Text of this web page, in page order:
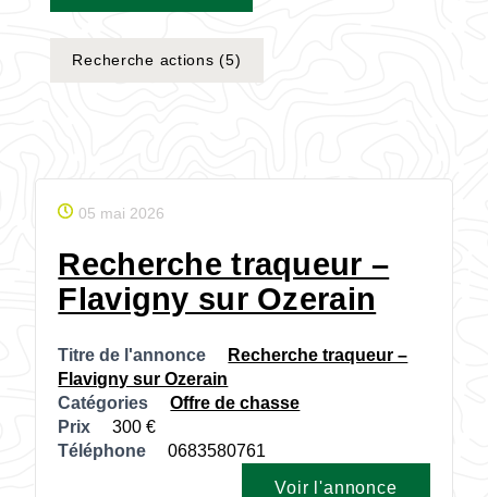
Recherche actions (5)
05 mai 2026
Recherche traqueur –
Flavigny sur Ozerain
Titre de l'annonce
Recherche traqueur –
Flavigny sur Ozerain
Catégories
Offre de chasse
Prix
300
Téléphone
0683580761
Voir l'annonce